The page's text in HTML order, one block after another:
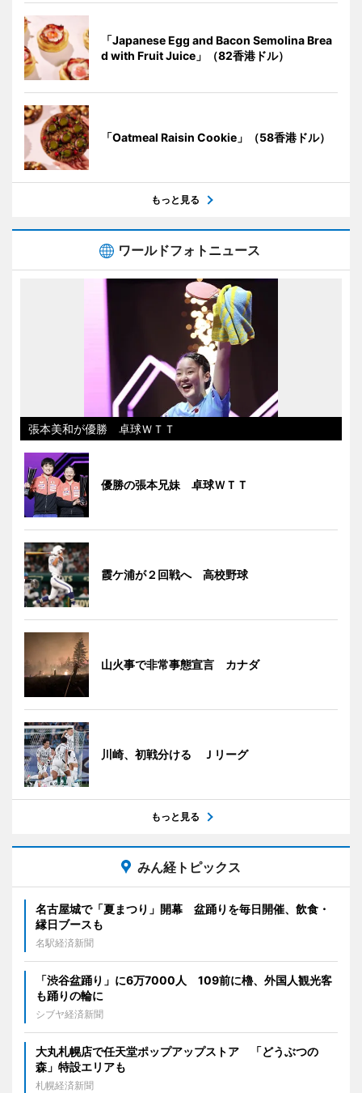
「Japanese Egg and Bacon Semolina Brea
d with Fruit Juice」（82香港ドル）
「Oatmeal Raisin Cookie」（58香港ドル）
もっと見る
ワールドフォトニュース
張本美和が優勝 卓球ＷＴＴ
優勝の張本兄妹 卓球ＷＴＴ
霞ケ浦が２回戦へ 高校野球
山火事で非常事態宣言 カナダ
川崎、初戦分ける Ｊリーグ
もっと見る
みん経トピックス
名古屋城で「夏まつり」開幕 盆踊りを毎日開催、飲食・
縁日ブースも
名駅経済新聞
「渋谷盆踊り」に6万7000人 109前に櫓、外国人観光客
も踊りの輪に
シブヤ経済新聞
大丸札幌店で任天堂ポップアップストア 「どうぶつの
森」特設エリアも
札幌経済新聞